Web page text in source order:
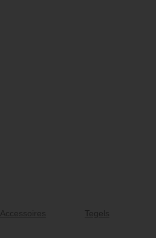
Accessoires Tegels